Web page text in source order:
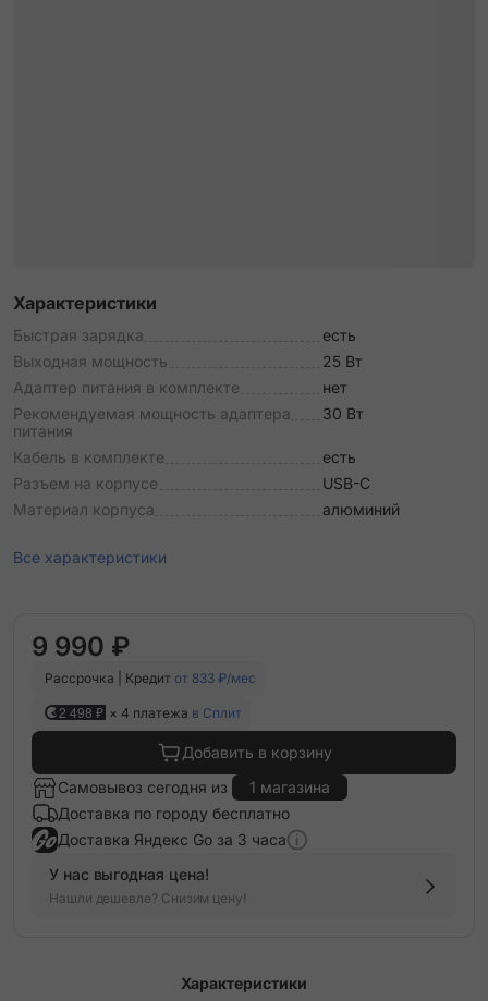
Характеристики
Быстрая зарядка
есть
Выходная мощность
25 Вт
Адаптер питания в комплекте
нет
Рекомендуемая мощность адаптера
питания
30 Вт
Кабель в комплекте
есть
Разъем на корпусе
USB-C
Материал корпуса
алюминий
Все характеристики
9 990 ₽
Рассрочка | Кредит от 833 ₽/мес
2 498 ₽ × 4 платежа в Сплит
Добавить в корзину
Самовывоз сегодня из
1 магазина
Доставка по городу бесплатно
Доставка Яндекс Go за 3 часа
У нас выгодная цена!
Нашли дешевле? Снизим цену!
Характеристики